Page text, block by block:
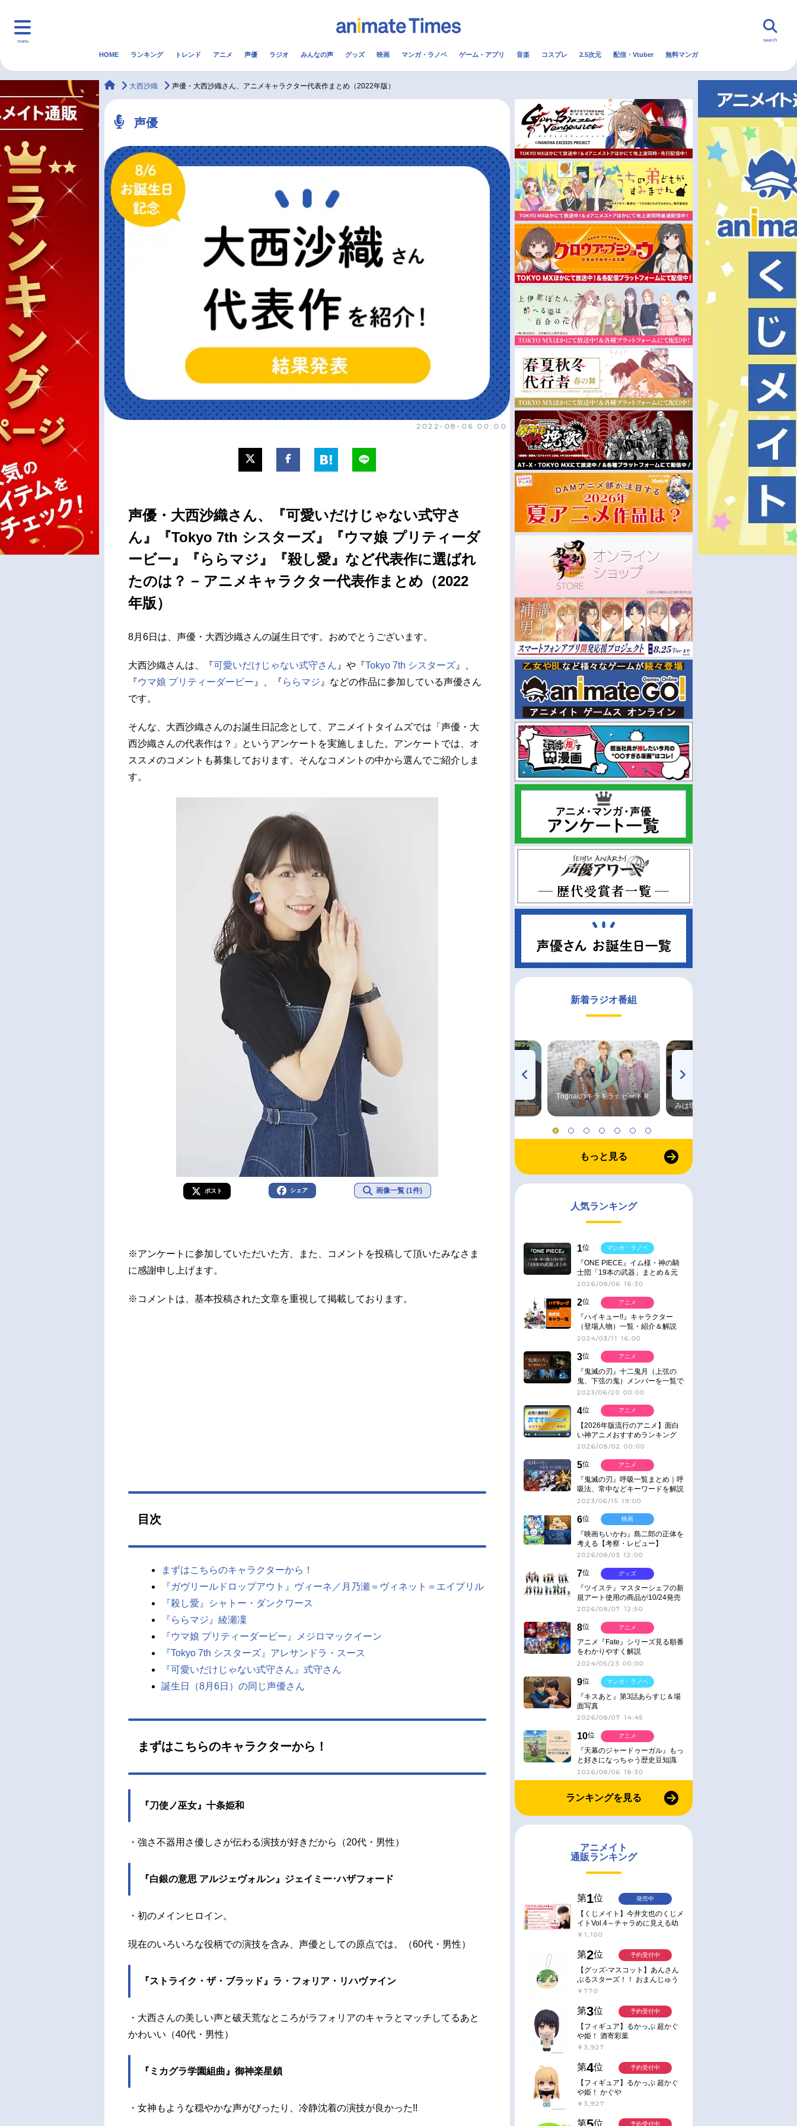
menu
マンガ・ラノベ ゲーム・アプリ 配信・Vtuber トレンド 無料マンガ
最新記事一覧 アニメ映画一覧
男性声優/女性声優一覧
今期アニメ曜日別一覧
春アニメ
秋アニメ
冬アニメ
FOLLOW US
search
HOME ランキング トレンド アニメ 声優 ラジオ みんなの声 グッズ 映画 マンガ・ラノベ ゲーム・アプリ 音楽 コスプレ 2.5次元 配信・Vtuber 無料マンガ
animateTimes
大西沙織 声優・大西沙織さん、アニメキャラクター代表作まとめ（2022年版）
声優
2022-08-06 00:00
声優・大西沙織さん、『可愛いだけじゃない式守さ
ん』『Tokyo 7th シスターズ』『ウマ娘 プリティーダ
ービー』『ららマジ』『殺し愛』など代表作に選ばれ
たのは？ − アニメキャラクター代表作まとめ（2022
年版）
8月6日は、声優・大西沙織さんの誕生日です。おめでとうございます。
大西沙織さんは、『可愛いだけじゃない式守さん 』や『Tokyo 7th シスターズ 』、
『ウマ娘 プリティーダービー 』、『ららマジ 』などの作品に参加している声優さん
です。
そんな、大西沙織さんのお誕生日記念として、アニメイトタイムズでは「声優・大
西沙織さんの代表作は？」というアンケートを実施しました。アンケートでは、オ
ススメのコメントも募集しております。そんなコメントの中から選んでご紹介しま
す。
ポスト シェア 画像一覧 (1件)
※アンケートに参加していただいた方、また、コメントを投稿して頂いたみなさま
に感謝申し上げます。
※コメントは、基本投稿された文章を重視して掲載しております。
目次
まずはこちらのキャラクターから！
『ガヴリールドロップアウト』ヴィーネ／月乃瀬＝ヴィネット＝エイプリル
『殺し愛』シャトー・ダンクワース
『ららマジ』綾瀬凜
『ウマ娘 プリティーダービー』メジロマックイーン
『Tokyo 7th シスターズ』アレサンドラ・スース
『可愛いだけじゃない式守さん』式守さん
誕生日（8月6日）の同じ声優さん
まずはこちらのキャラクターから！
『刀使ノ巫女』十条姫和
・強さ不器用さ優しさが伝わる演技が好きだから（20代・男性）
『白銀の意思 アルジェヴォルン』ジェイミー･ハザフォード
・初のメインヒロイン。
現在のいろいろな役柄での演技を含み、声優としての原点では。（60代・男性）
『ストライク・ザ・ブラッド』ラ・フォリア・リハヴァイン
・大西さんの美しい声と破天荒なところがラフォリアのキャラとマッチしてるあと
かわいい（40代・男性）
『ミカグラ学園組曲』御神楽星鎖
・女神もような穏やかな声がびったり、冷静沈着の演技が良かった!!
新着ラジオ番組
TVアニメ『戦隊大失格』
radio 大直会 2nd season
Trignalのキラキラ☆ビートＲ
みは塩だけ
もっと見る
人気ランキング
1位
『ONE PIECE』イム様・神の騎
士団「19本の武器」まとめ＆元
ネタ
2026/08/06 16:30
マンガ・ラノベ
2位
『ハイキュー!!』キャラクター
（登場人物）一覧・紹介＆解説
2024/03/11 16:00
アニメ
3位
『鬼滅の刃』十二鬼月（上弦の
鬼、下弦の鬼）メンバーを一覧で
紹介＆解説（登場鬼の情報まと
2023/06/20 00:00
アニメ
4位
【2026年版流行のアニメ】面白
い神アニメおすすめランキング
【名作・話題作】｜ジャンル別人
2026/08/02 00:00
アニメ
5位
『鬼滅の刃』呼吸一覧まとめ｜呼
吸法、常中などキーワードを解説
2023/06/15 19:00
アニメ
6位
『映画ちいかわ』島二郎の正体を
考える【考察・レビュー】
2026/08/03 12:00
映画
7位
『ツイステ』マスターシェフの新
規アート使用の商品が10/24発売
2026/08/07 12:50
グッズ
8位
アニメ『Fate』シリーズ見る順番
をわかりやすく解説
2024/05/23 00:00
アニメ
9位
『キスあと』第3話あらすじ＆場
面写真
2026/08/07 14:45
マンガ・ラノベ
10位
『天幕のジャードゥーガル』もっ
と好きになっちゃう歴史豆知識
2026/08/06 18:30
アニメ
ランキングを見る
アニメイト
通販ランキング
第1位
【くじメイト】今井文也のくじメ
イトVol.4～チャラめに見える幼
馴染、実は一途で独占欲が強いん
￥1,100
発売中
第2位
【グッズ-マスコット】あんさん
ぶるスターズ！！ おまんじゅう
にぎにぎマスコット ねくすと2
￥770
予約受付中
第3位
【フィギュア】るかっぷ 超かぐ
や姫！ 酒寄彩葉
￥3,927
予約受付中
第4位
【フィギュア】るかっぷ 超かぐ
や姫！ かぐや
￥3,927
予約受付中
第 位 予約受付中